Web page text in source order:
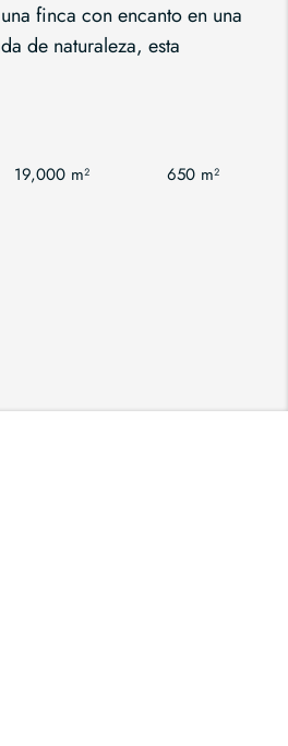
finca con encanto en una
de naturaleza, esta
19,000 m² 650 m²